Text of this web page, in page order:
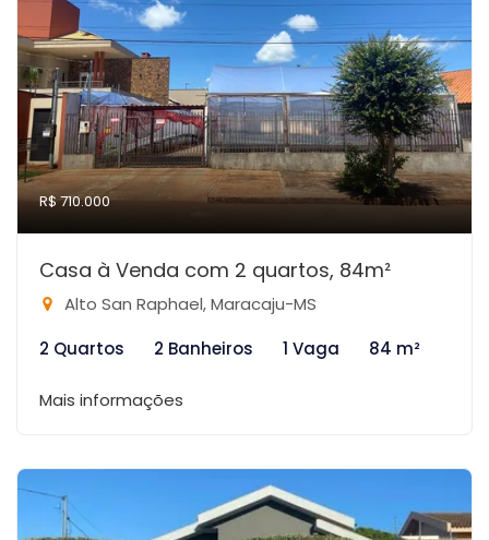
R$ 710.000
Casa à Venda com 2 quartos, 84m²
Alto San Raphael, Maracaju-MS
2 Quartos
2 Banheiros 1 Vaga 84 m²
Mais informações